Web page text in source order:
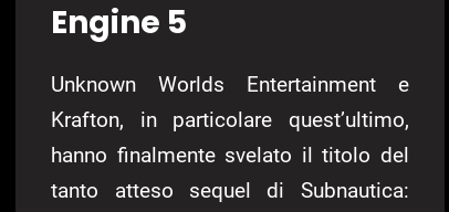
Engine 5
Unknown Worlds Entertainment e
Krafton, in particolare quest’ultimo,
hanno finalmente svelato il titolo del
tanto atteso sequel di Subnautica: